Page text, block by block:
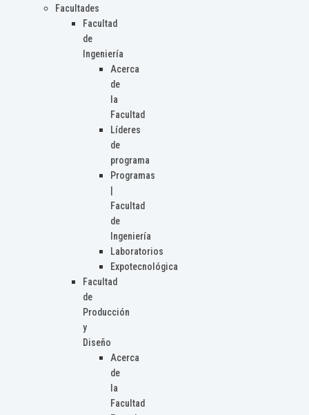
Facultades
Facultad
de
Ingeniería
Acerca
de
la
Facultad
Líderes
de
programa
Programas
Facultad
de
Ingeniería
Laboratorios
Expotecnológica
Facultad
de
Producción
y
Diseño
Acerca
de
la
Facultad